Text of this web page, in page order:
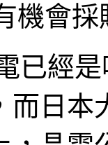
機會
已經
而日